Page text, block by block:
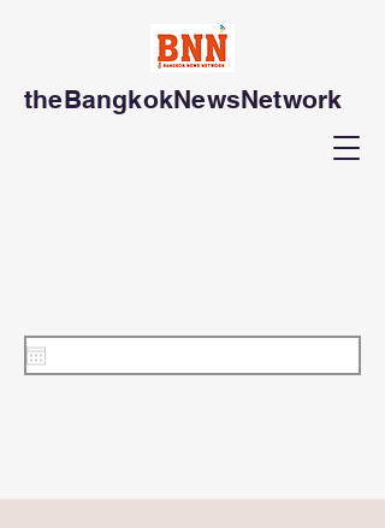
theBangkokNewsNetwork